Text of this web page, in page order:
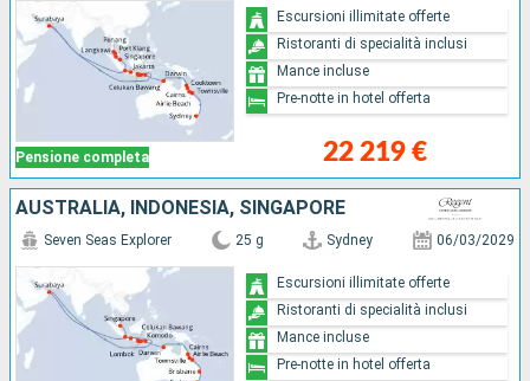
Pensione completa 22 219 €
Escursioni illimitate offerte
Ristoranti di specialità inclusi
Mance incluse
Pre-notte in hotel offerta
AUSTRALIA, INDONESIA, SINGAPORE
Seven Seas Explorer 25 g Sydney 06/03/2029
Escursioni illimitate offerte
Ristoranti di specialità inclusi
Mance incluse
Pre-notte in hotel offerta